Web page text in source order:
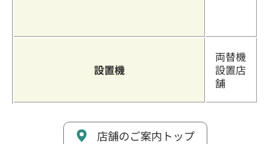
設置機
両替機
設置店
舗
店舗のご案内トップ